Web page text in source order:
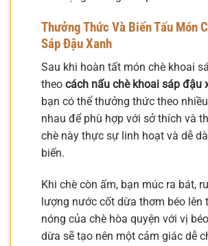
Thưởng Thức Và Biến Tấu Món
Sáp Đậu Xanh
Sau khi hoàn tất món chè khoai
theo cách nấu chè khoai sáp đậu
bạn có thể thưởng thức theo
nhau để phù hợp với sở thích và
chè này thực sự linh hoạt và dễ
biến.
Khi chè còn ấm, bạn múc ra bát,
lượng nước cốt dừa thơm béo lên
nóng của chè hòa quyện với vị
dừa sẽ tạo nên một cảm giác dễ